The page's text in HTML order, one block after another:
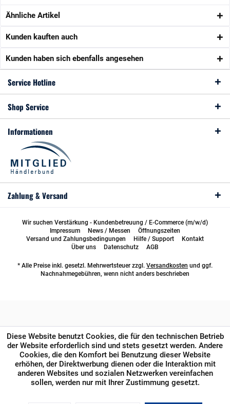
Ähnliche Artikel
Kunden kauften auch
Kunden haben sich ebenfalls angesehen
Service Hotline
Shop Service
Informationen
Zahlung & Versand
Wir suchen Verstärkung - Kundenbetreuung / E-Commerce (m/w/d)
Impressum
News / Messen
Öffnungszeiten
Versand und Zahlungsbedingungen
Hilfe / Support
Kontakt
Über uns
Datenschutz AGB
* Alle Preise inkl. gesetzl. Mehrwertsteuer zzgl. Versandkosten und ggf.
Nachnahmegebühren, wenn nicht anders beschrieben
Diese Website benutzt Cookies, die für den technischen Betrieb
der Website erforderlich sind und stets gesetzt werden. Andere
Cookies, die den Komfort bei Benutzung dieser Website
erhöhen, der Direktwerbung dienen oder die Interaktion mit
anderen Websites und sozialen Netzwerken vereinfachen
sollen, werden nur mit Ihrer Zustimmung gesetzt.